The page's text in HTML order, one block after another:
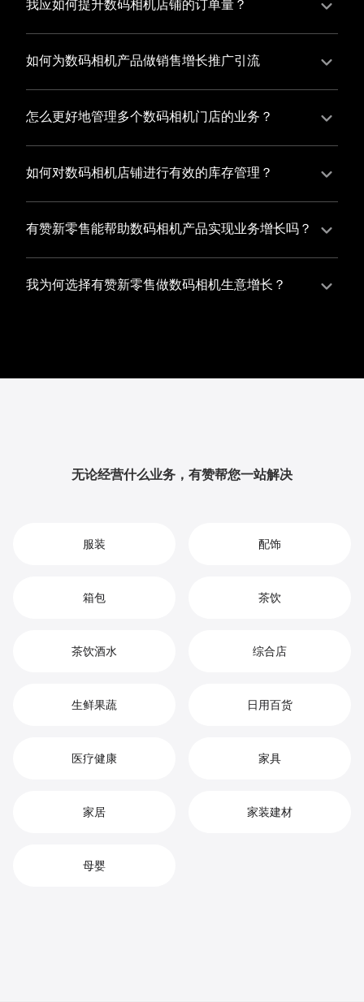
度。
我应如何提升数码相机店铺的订单量？
您可以使用有赞的裂变营销功能，通过给用户发放优惠
券、邀请好友等方式，吸引更多的用户下单购买，并激
如何为数码相机产品做销售增长推广引流
有赞新零售旗下产品营销工具、比如优惠券、满减活动
等，吸引更多客户到店消费。另外，通过有赞的微信公
以帮助您增加客流量，赢得客户的青睐
怎么更好地管理多个数码相机门店的业务？
有赞新零售一站式解决方案，包括有赞微商城、有赞私
域运营以及有赞小程序商城，将助您轻松打通线上线下
让您的业务蓬勃发展，收获更多满意客户。
如何对数码相机店铺进行有效的库存管理？
您可以使用有赞的门店管理系统，它可以帮助您实现门
店数据的集中管理，包括订单管理、员工管理、库存管
有赞新零售能帮助数码相机产品实现业务增长吗？
有赞新零售作为业内领先的一站式解决方案，整合线上
线下渠道、提供多样化店铺搭建、会员营销和大数据分
我为何选择有赞新零售做数码相机生意增长？
无论经营什么业务，有赞帮您一站解决
服装 配饰
箱包 茶饮
茶饮酒水 综合店
生鲜果蔬 日用百货
医疗健康 家具
家居 家装建材
母婴